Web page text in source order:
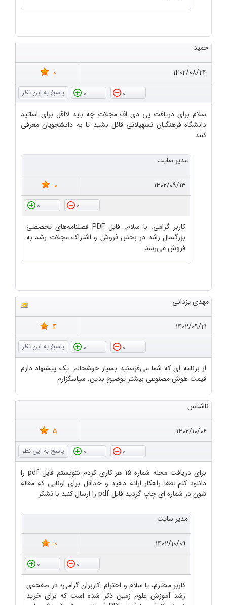
حمید
۱۴۰۲/۰۸/۲۴
0
0
0
سلام برای دریافت پی دی اف مجلات چه باید لااقل برای اساتید
دانشگاه فرهنگیان تسهیلاتی قائل بشید تا به دانشجویان معرفی
کنند
مدیر سایت
۱۴۰۲/۰۹/۱۳
0
0
0
کاربر گرامی. با سلام. فایل PDF فصلنامه‌های تخصصی
بزرگسال رشد در بخش فروش و اشتراک مجلات رشد به
فروش می‌رسد.
مهدی یزدانی
۱۴۰۲/۰۹/۲۱
4
0
0
از برنامه ای که شما می‌فرستید بسیار خوشحالم. یک پیشنهاد دارم
قیمت هوش مصنوعی بیشتر توضیح بدین. سپاسگزارم
ناشناس
۱۴۰۲/۱۰/۰۶
5
0
0
برای دریافت مجله شماره 15 هر کاری کردم نتونستم فایل pdf را
دانلود کنم.لطفا راهکار ارائه دهید و حداقل برای اونایی که مقاله
شون در شماره ای چاپ گردید فایل pdf را ارسال کنید با تشکر
مدیر سایت
۱۴۰۲/۱۰/۰۹
0
0
0
کاربر محترم، یا سلام و احترام. کاربران گرامی؛ در صفحه‌ی
رشد آموزش علوم زمین ذکر شده است که برای خرید